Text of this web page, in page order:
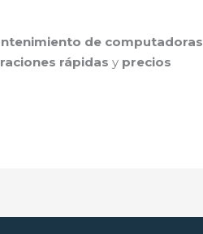
de computadoras
rápidas y precios